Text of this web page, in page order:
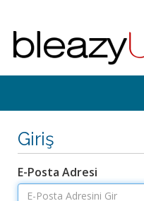
Giriş
E-Posta Adresi